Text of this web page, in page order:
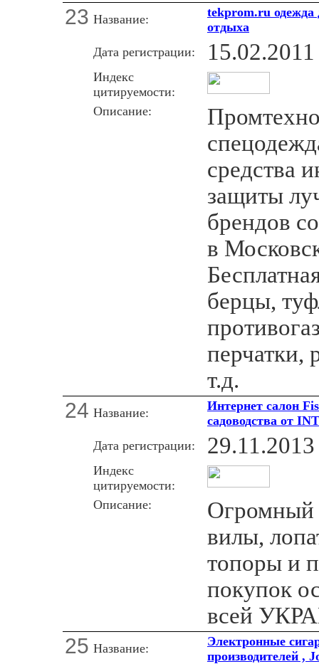
23 Название:
tekprom.ru одежда
отдыха
Дата регистрации:
15.02.2011
Индекс
цитируемости:
Описание:
средства
защиты
брендов
в
берцы,
перчатки,
т.д.
24 Название:
Интернет салон
садоводства от
Дата регистрации:
29.11.2013
Индекс
цитируемости:
Описание:
Огромный
вилы,
топоры и
покупок
всей
25 Название:
Электронные
производителей ,